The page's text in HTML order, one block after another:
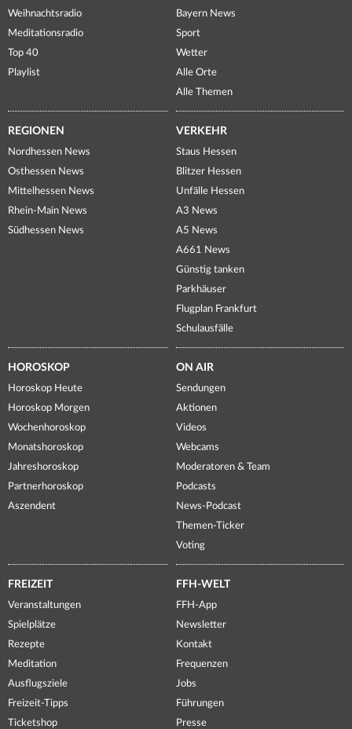
Weihnachtsradio
Meditationsradio
Top 40
Playlist
Bayern News
Sport
Wetter
Alle Orte
Alle Themen
REGIONEN
Nordhessen News
Osthessen News
Mittelhessen News
Rhein-Main News
Südhessen News
VERKEHR
Staus Hessen
Blitzer Hessen
Unfälle Hessen
A3 News
A5 News
A661 News
Günstig tanken
Parkhäuser
Flugplan Frankfurt
Schulausfälle
HOROSKOP
Horoskop Heute
Horoskop Morgen
Wochenhoroskop
Monatshoroskop
Jahreshoroskop
Partnerhoroskop
Aszendent
ON AIR
Sendungen
Aktionen
Videos
Webcams
Moderatoren & Team
Podcasts
News-Podcast
Themen-Ticker
Voting
FREIZEIT
Veranstaltungen
Spielplätze
Rezepte
Meditation
Ausflugsziele
Freizeit-Tipps
Ticketshop
FFH-WELT
FFH-App
Newsletter
Kontakt
Frequenzen
Jobs
Führungen
Presse